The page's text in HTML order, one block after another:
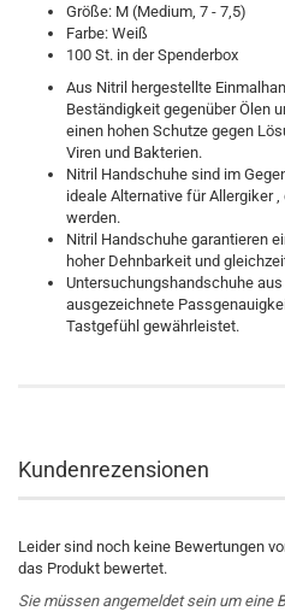
Größe: M (Medium, 7 - 7,5)
Farbe: Weiß
100 St. in der Spenderbox
Aus Nitril hergestellte
Beständigkeit gegenüber Ölen
einen hohen Schutze gegen
Viren und Bakterien.
Nitril Handschuhe sind im
ideale Alternative für Allergiker
werden.
Nitril Handschuhe garantieren
hoher Dehnbarkeit und
Untersuchungshandschuhe
ausgezeichnete
Tastgefühl gewährleistet.
Kundenrezensionen
Leider sind noch keine Bewertungen
das Produkt bewertet.
Sie müssen angemeldet sein um eine